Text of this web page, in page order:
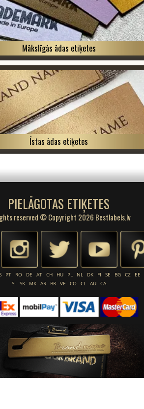
Mākslīgās ādas etiķetes
Īstas ādas etiķetes
PIELĀGOTAS ETIĶETES
reserved © Copyright 2026 Bestlabels.lv
PT RO DE AT CH HU PL NL DK FI SE BG CZ
EE
SI
SK MX AR BR VE CO CL AU CA